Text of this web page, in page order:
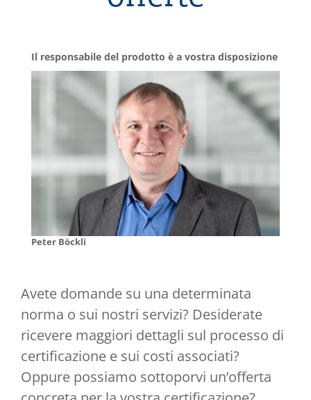
Il responsabile del prodotto è a vostra disposizione
Peter Böckli
Avete domande su una determinata
norma o sui nostri servizi? Desiderate
ricevere maggiori dettagli sul processo di
certificazione e sui costi associati?
Oppure possiamo sottoporvi un’offerta